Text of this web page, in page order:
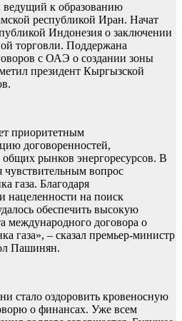
ведущий к образованию
республикой Иран. Начат
Индонезия о заключении
торговли. Поддержана
с ОАЭ о создании зоны
президент Кыргызской
приоритетным
договоренностей,
рынков энергоресурсов. В
чувствительным вопрос
газа. Благодаря
нацеленности на поиск
обеспечить высокую
международного договора о
газа», – сказал премьер-министр
Пашинян.
стало оздоровить кровеносную
о финансах. Уже всем